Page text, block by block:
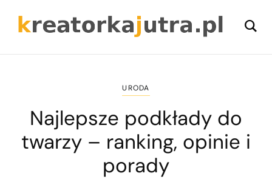
URODA
Najlepsze podkłady do
twarzy – ranking, opinie i
porady